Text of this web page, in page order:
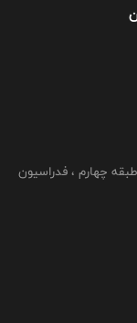
تهران ، بلوار نلسون ماندلا ، خیابان انصاری ، پلاک ۶ طبقه چهارم ، فدراسیون